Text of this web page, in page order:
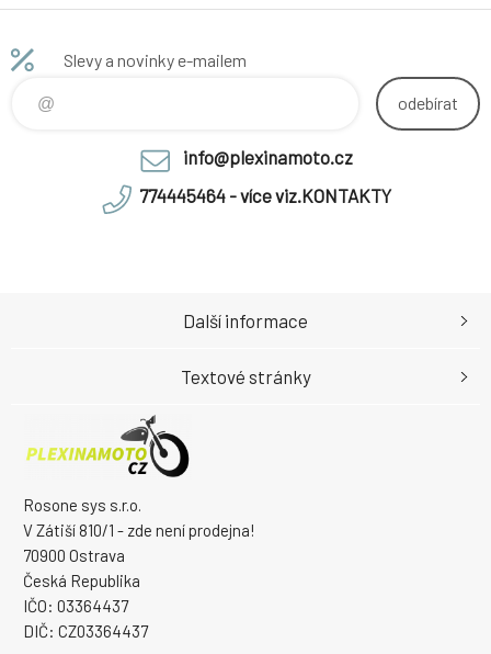
Slevy a novinky e-mailem
odebírat
info@plexinamoto.cz
774445464 - více viz.KONTAKTY
Rosone sys s.r.o.
V Zátiší 810/1 - zde není prodejna!
70900 Ostrava
Česká Republika
IČO: 03364437
DIČ: CZ03364437
Další informace
Textové stránky